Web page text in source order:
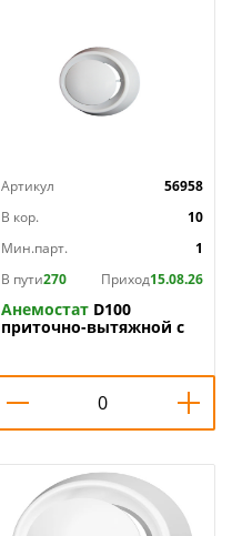
Артикул
56958
В кор.
10
Мин.парт.
1
В пути270 Приход15.08.26
Анемостат D100
приточно-вытяжной с
1/30